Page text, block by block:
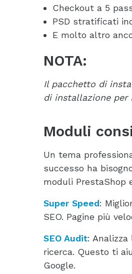
Checkout a 5
PSD stratificati
E molto altro
NOTA:
Il pacchetto di
di installazione per
Moduli
Un tema
successo ha
moduli PrestaShop
Super Speed:
SEO. Pagine più
SEO Audit:
ricerca. Questo ti
Google.